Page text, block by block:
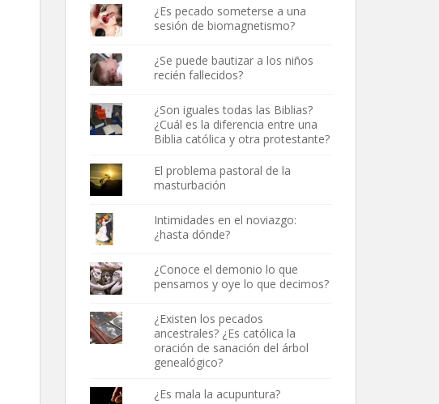
¿Es pecado someterse a una
sesión de biomagnetismo?
¿Se puede bautizar a los niños
recién fallecidos?
¿Son iguales todas las Biblias?
¿Cuál es la diferencia entre una
Biblia católica y otra protestante?
El problema pastoral de la
masturbación
Intimidades en el noviazgo:
¿hasta dónde?
¿Conoce el demonio lo que
pensamos y oye lo que decimos?
¿Existen los pecados
ancestrales? ¿Es católica la
oración de sanación del árbol
genealógico?
¿Es mala la acupuntura?